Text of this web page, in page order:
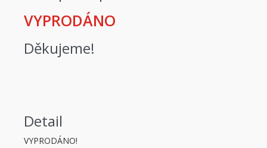
VYPRODÁNO
Děkujeme!
Detail
VYPRODÁNO!